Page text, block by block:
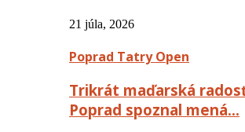
21 júla, 2026
Poprad Tatry Open
Trikrát maďarská
Poprad spoznal mená…